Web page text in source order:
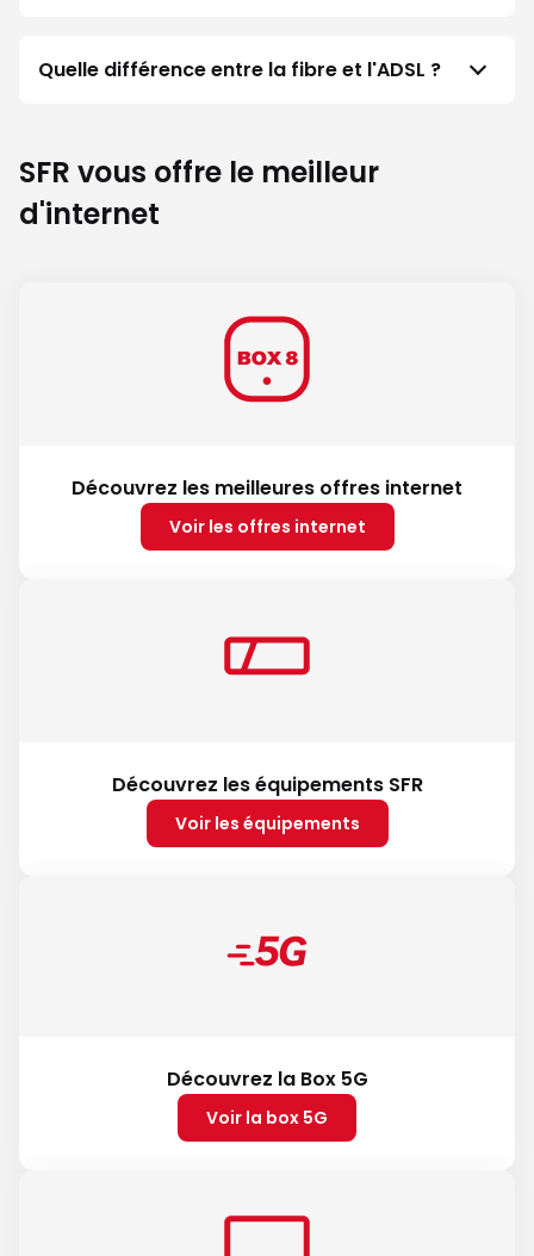
Quelle différence entre la fibre et l'ADSL ?
SFR vous offre le meilleur
d'internet
Découvrez les meilleures offres internet
Voir les offres internet
Découvrez les équipements SFR
Voir les équipements
Découvrez la Box 5G
Voir la box 5G